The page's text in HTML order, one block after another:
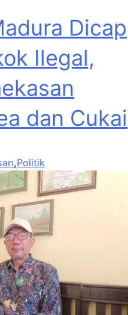
Dicap
Ilegal,
dan Cukai
,Politik